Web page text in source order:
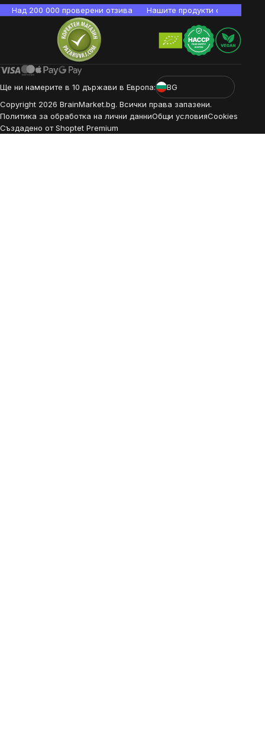
Над 200 000 проверени отзива Нашите продукти са
Ще ни намерите в 10 държави в Европа:
BG
Copyright 2026 BrainMarket.bg. Всички права запазени.
Политика за обработка на лични данниОбщи условияCookies
Създадено от Shoptet Premium